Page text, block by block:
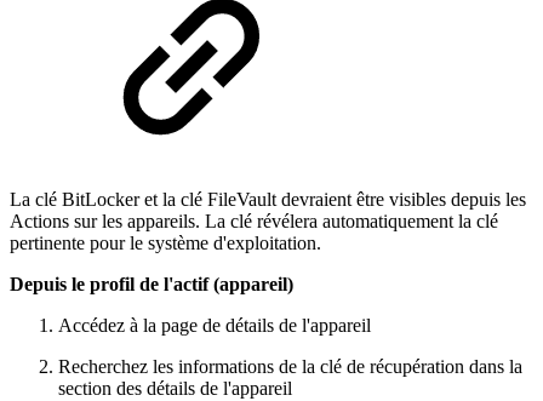
La clé BitLocker et la clé FileVault devraient être visibles depuis les
Actions sur les appareils. La clé révélera automatiquement la clé
pertinente pour le système d'exploitation.
Depuis le profil de l'actif (appareil)
Accédez à la page de détails de l'appareil
Recherchez les informations de la clé de récupération dans la
section des détails de l'appareil